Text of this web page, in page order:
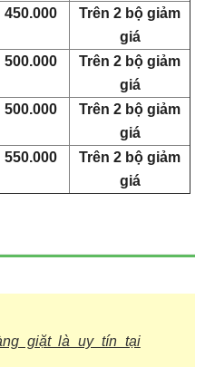
450.000
Trên 2 bộ giảm
giá
500.000
Trên 2 bộ giảm
giá
500.000
Trên 2 bộ giảm
giá
550.000
Trên 2 bộ giảm
giá
giặt là uy tín tại